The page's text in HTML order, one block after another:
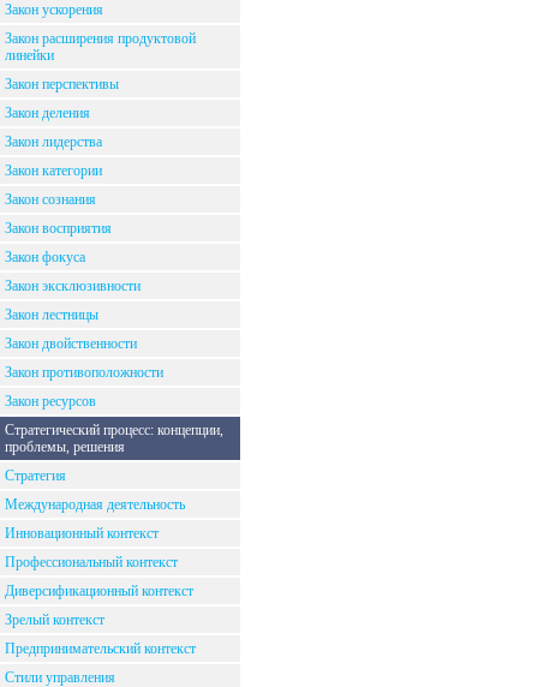
Закон ускорения
Закон расширения продуктовой
линейки
Закон перспективы
Закон деления
Закон лидерства
Закон категории
Закон сознания
Закон восприятия
Закон фокуса
Закон эксклюзивности
Закон лестницы
Закон двойственности
Закон противоположности
Закон ресурсов
Стратегический процесс: концепции,
проблемы, решения
Стратегия
Международная деятельность
Инновационный контекст
Профессиональный контекст
Диверсификационный контекст
Зрелый контекст
Предпринимательский контекст
Стили управления